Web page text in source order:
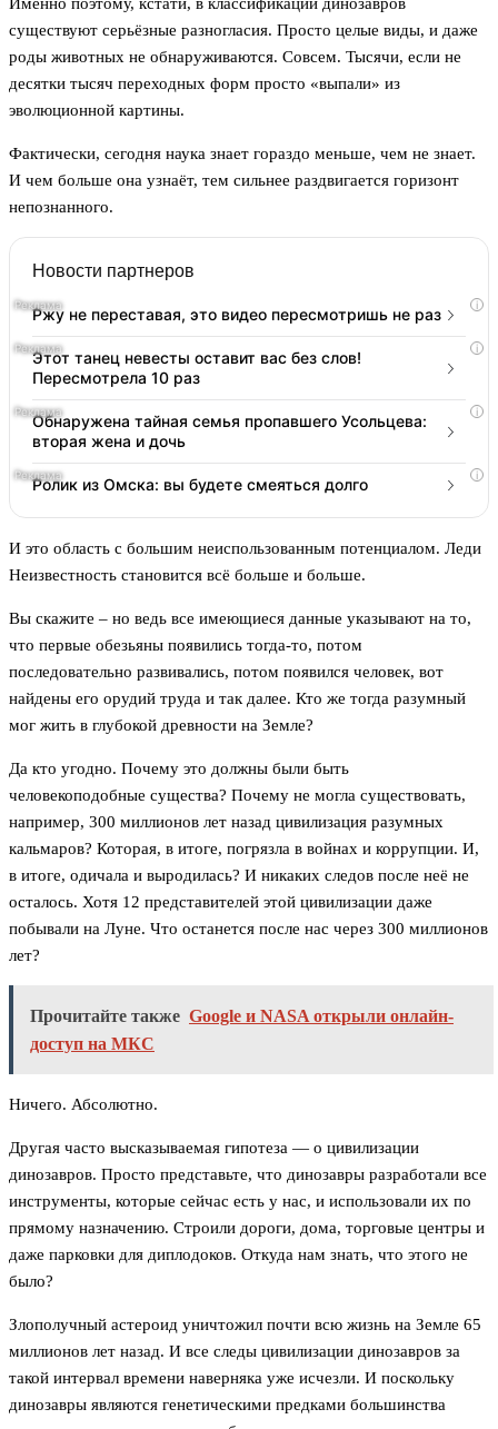
существуют серьёзные разногласия. Просто целые виды, и даже
роды животных не обнаруживаются. Совсем. Тысячи, если не
десятки тысяч переходных форм просто «выпали» из
эволюционной картины.
Фактически, сегодня наука знает гораздо меньше, чем не знает.
И чем больше она узнаёт, тем сильнее раздвигается горизонт
непознанного.
Новости партнеров
i
Ржу не переставая, это видео пересмотришь не раз
i
Этот танец невесты оставит вас без слов!
Пересмотрела 10 раз
i
Обнаружена тайная семья пропавшего Усольцева:
вторая жена и дочь
i
Ролик из Омска: вы будете смеяться долго
И это область с большим неиспользованным потенциалом. Леди
Неизвестность становится всё больше и больше.
Вы скажите – но ведь все имеющиеся данные указывают на то,
что первые обезьяны появились тогда-то, потом
последовательно развивались, потом появился человек, вот
найдены его орудий труда и так далее. Кто же тогда разумный
мог жить в глубокой древности на Земле?
Да кто угодно. Почему это должны были быть
человекоподобные существа? Почему не могла существовать,
например, 300 миллионов лет назад цивилизация разумных
кальмаров? Которая, в итоге, погрязла в войнах и коррупции. И,
в итоге, одичала и выродилась? И никаких следов после неё не
осталось. Хотя 12 представителей этой цивилизации даже
побывали на Луне. Что останется после нас через 300 миллионов
лет?
Прочитайте также Google и NASA открыли онлайн-
доступ на МКС
Ничего. Абсолютно.
Другая часто высказываемая гипотеза — о цивилизации
динозавров. Просто представьте, что динозавры разработали все
инструменты, которые сейчас есть у нас, и использовали их по
прямому назначению. Строили дороги, дома, торговые центры и
даже парковки для диплодоков. Откуда нам знать, что этого не
было?
Злополучный астероид уничтожил почти всю жизнь на Земле 65
миллионов лет назад. И все следы цивилизации динозавров за
такой интервал времени наверняка уже исчезли. И поскольку
динозавры являются генетическими предками большинства